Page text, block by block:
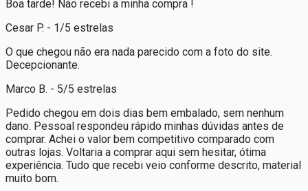
Boa tarde! Não recebi a minha compra !
Cesar P. - 1/5 estrelas
O que chegou não era nada parecido com a foto do site.
Decepcionante.
Marco B. - 5/5 estrelas
Pedido chegou em dois dias bem embalado, sem nenhum
dano. Pessoal respondeu rápido minhas dúvidas antes de
comprar. Achei o valor bem competitivo comparado com
outras lojas. Voltaria a comprar aqui sem hesitar, ótima
experiência. Tudo que recebi veio conforme descrito, material
muito bom.